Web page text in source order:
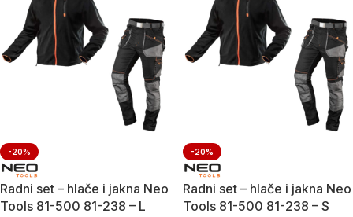
-20%
Radni set – hlače i jakna Neo
Tools 81-500 81-238 – L
-20%
Radni set – hlače i jakna Neo
Tools 81-500 81-238 – S